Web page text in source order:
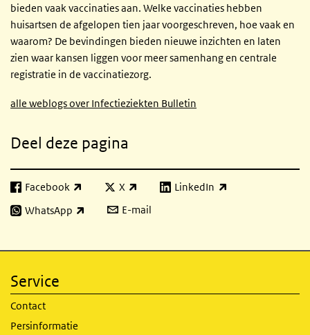
bieden vaak vaccinaties aan. Welke vaccinaties hebben
huisartsen de afgelopen tien jaar voorgeschreven, hoe vaak en
waarom? De bevindingen bieden nieuwe inzichten en laten
zien waar kansen liggen voor meer samenhang en centrale
registratie in de vaccinatiezorg.
alle weblogs over Infectieziekten Bulletin
Deel deze pagina
Facebook
(externe link) X
(externe link) LinkedIn
(externe link)
WhatsApp
(externe link) E-mail
Service
Contact
Persinformatie